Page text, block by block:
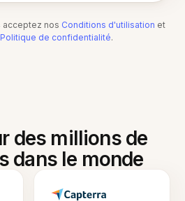
acceptez nos Conditions d'utilisation et
Politique de confidentialité.
des millions de
dans le monde